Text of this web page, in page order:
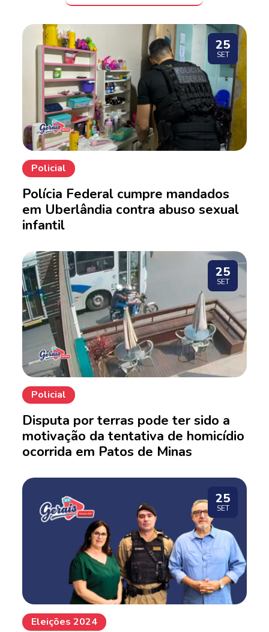
25
SET
Policial
Polícia Federal cumpre mandados
em Uberlândia contra abuso sexual
infantil
25
SET
Policial
Disputa por terras pode ter sido a
motivação da tentativa de homicídio
ocorrida em Patos de Minas
25
SET
Eleições 2024